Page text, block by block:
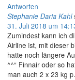
Antworten
Stephanie Daria Kahl
31. Juli 2018 um
Zumindest kann ich
Airline ist, mit dieser
hatte noch längere
^^“ Finnair oder so
man auch 2 x 23 kg